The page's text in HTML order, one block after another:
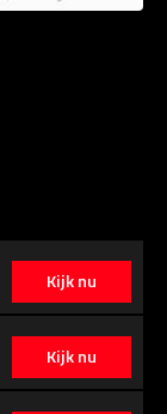
Kijk nu
Kijk nu